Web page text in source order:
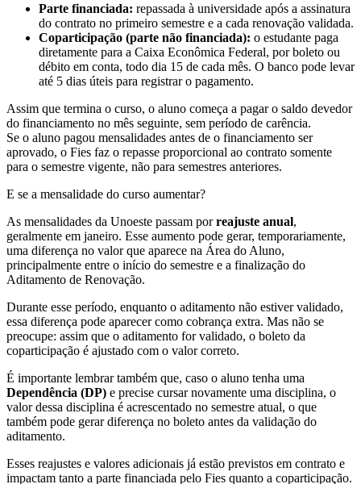
Parte financiada: repassada à universidade após a assinatura
do contrato no primeiro semestre e a cada renovação validada.
Coparticipação (parte não financiada): o estudante paga
diretamente para a Caixa Econômica Federal, por boleto ou
débito em conta, todo dia 15 de cada mês. O banco pode levar
até 5 dias úteis para registrar o pagamento.
Assim que termina o curso, o aluno começa a pagar o saldo devedor
do financiamento no mês seguinte, sem período de carência.
Se o aluno pagou mensalidades antes de o financiamento ser
aprovado, o Fies faz o repasse proporcional ao contrato somente
para o semestre vigente, não para semestres anteriores.
E se a mensalidade do curso aumentar?
As mensalidades da Unoeste passam porreajuste anual,
geralmente em janeiro. Esse aumento pode gerar, temporariamente,
uma diferença no valor que aparece na Área do Aluno,
principalmente entre o início do semestre e a finalização do
Aditamento de Renovação.
Durante esse período, enquanto o aditamento não estiver validado,
essa diferença pode aparecer como cobrança extra. Mas não se
preocupe: assim que o aditamento for validado, o boleto da
coparticipação é ajustado com o valor correto.
É importante lembrar também que, caso o aluno tenha uma
Dependência (DP) e precise cursar novamente uma disciplina, o
valor dessa disciplina é acrescentado no semestre atual, o que
também pode gerar diferença no boleto antes da validação do
aditamento.
Esses reajustes e valores adicionais já estão previstos em contrato e
impactam tanto a parte financiada pelo Fies quanto a coparticipação.